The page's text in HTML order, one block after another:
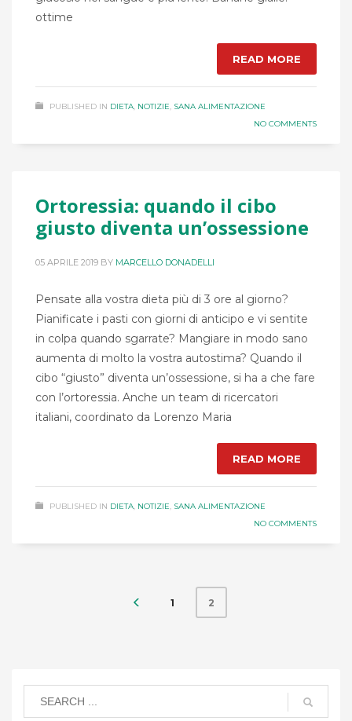
ottime
READ MORE
PUBLISHED IN DIETA, NOTIZIE, SANA ALIMENTAZIONE
NO COMMENTS
Ortoressia: quando il cibo
giusto diventa un’ossessione
05 APRILE 2019 BY MARCELLO DONADELLI
Pensate alla vostra dieta più di 3 ore al giorno?
Pianificate i pasti con giorni di anticipo e vi sentite
in colpa quando sgarrate? Mangiare in modo sano
aumenta di molto la vostra autostima? Quando il
cibo “giusto” diventa un’ossessione, si ha a che fare
con l’ortoressia. Anche un team di ricercatori
italiani, coordinato da Lorenzo Maria
READ MORE
PUBLISHED IN DIETA, NOTIZIE, SANA ALIMENTAZIONE
NO COMMENTS
1 2